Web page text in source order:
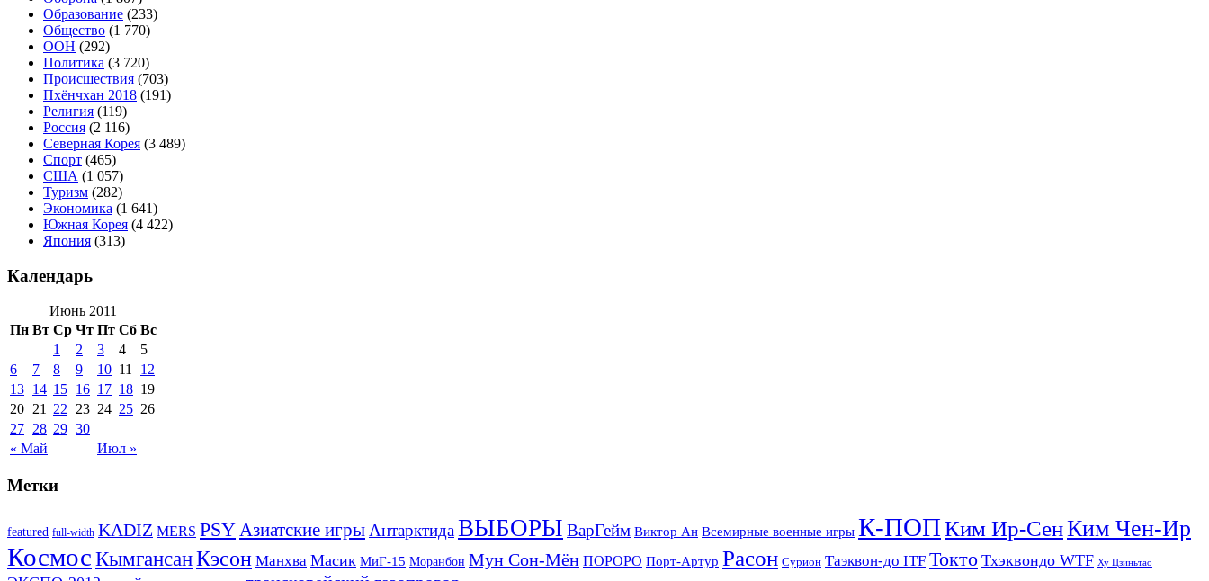
Образование (233)
Общество (1 770)
ООН (292)
Политика (3 720)
Происшествия (703)
Пхёнчхан 2018 (191)
Религия (119)
Россия (2 116)
Северная Корея (3 489)
Спорт (465)
США (1 057)
Туризм (282)
Экономика (1 641)
Южная Корея (4 422)
Япония (313)
Календарь
Июнь 2011
Пн Вт Ср Чт Пт Сб Вс
« Май Июл »
1 2 3 4
5
6
7 8 9 10 11
12
13 14 15 16 17 18 19
20 21 22 23 24 25 26
27 28 29 30
Метки
featured full-width KADIZ MERS PSYАзиатские игры АнтарктидаВЫБОРЫ ВарГейм Виктор Ан Всемирные военные игры К-ПОПКим Ир-СенКим Чен-Ир
Космос КымгансанКэсон Манхва Масик МиГ-15 Моранбон Мун Сон-Мён ПОРОРО Порт-Артур Расон Сурион Таэквон-до ITF Токто Тхэквондо WTF Ху Цзиньтао